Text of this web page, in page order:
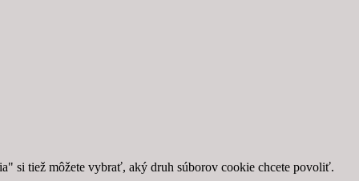
si tiež môžete vybrať, aký druh súborov cookie chcete povoliť.